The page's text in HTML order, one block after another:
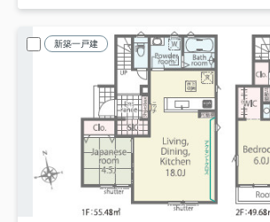
新築一戸建